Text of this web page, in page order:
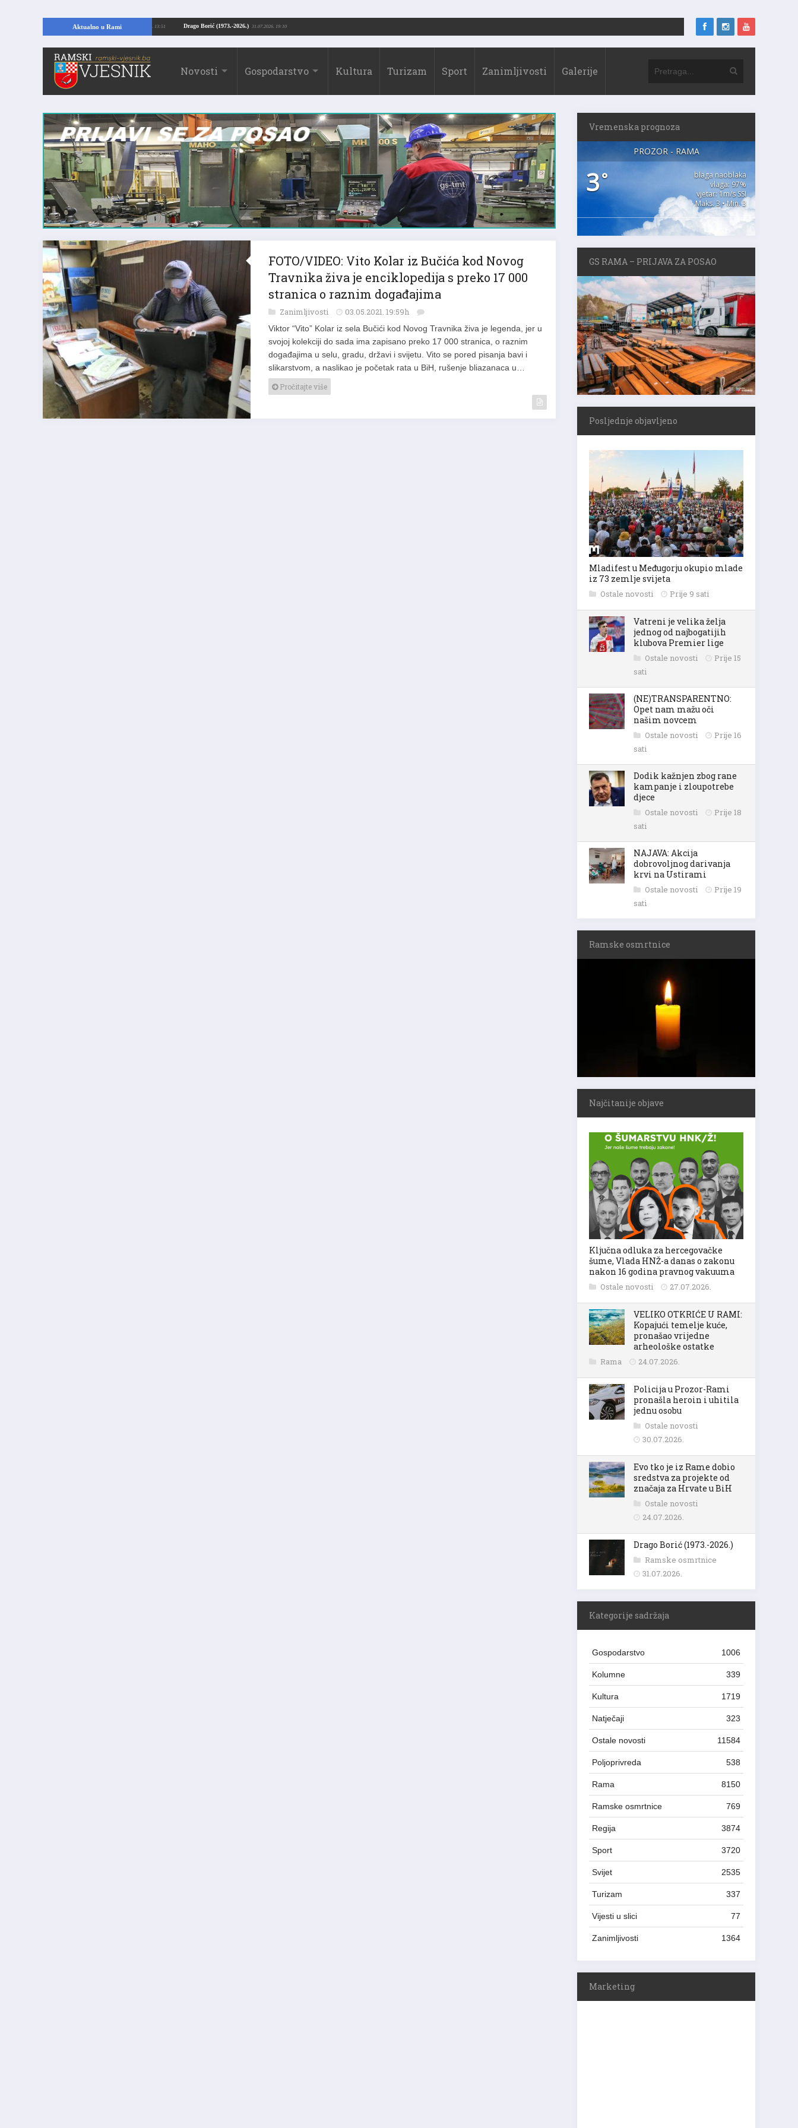
Aktualno u Rami Drago Borić (1973.-2026.) 31.07.2026. 19:10
temelje kuće, pronašao vrijedne arheološke ostatke 24.07.2026. 13:51
Novosti Gospodarstvo Kultura Turizam Sport Zanimljivosti Galerije
FOTO/VIDEO: Vito Kolar iz Bučića kod Novog
Travnika živa je enciklopedija s preko 17 000
stranica o raznim događajima
Zanimljivosti 03.05.2021. 19:59h
Viktor “Vito” Kolar iz sela Bučići kod Novog Travnika živa je legenda, jer u
svojoj kolekciji do sada ima zapisano preko 17 000 stranica, o raznim
događajima u selu, gradu, državi i svijetu. Vito se pored pisanja bavi i
slikarstvom, a naslikao je početak rata u BiH, rušenje bliazanaca u…
Pročitajte više
Vremenska prognoza
PROZOR - RAMA
3°
blaga naoblaka
vlaga: 97%
vjetar: 1m/s SSI
Maks. 3 • Min. 3
GS RAMA – PRIJAVA ZA POSAO
Posljednje objavljeno
Mladifest u Međugorju okupio mlade
iz 73 zemlje svijeta
Ostale novosti Prije 9 sati
Vatreni je velika želja
jednog od najbogatijih
klubova Premier lige
Ostale novosti
Prije 15
sati
(NE)TRANSPARENTNO:
Opet nam mažu oči
našim novcem
Ostale novosti
Prije 16
sati
Dodik kažnjen zbog rane
kampanje i zloupotrebe
djece
Ostale novosti
Prije 18
sati
NAJAVA: Akcija
dobrovoljnog darivanja
krvi na Ustirami
Ostale novosti
Prije 19
sati
Ramske osmrtnice
Najčitanije objave
Ključna odluka za hercegovačke
šume, Vlada HNŽ-a danas o zakonu
nakon 16 godina pravnog vakuuma
Ostale novosti 27.07.2026.
VELIKO OTKRIĆE U RAMI:
Kopajući temelje kuće,
pronašao vrijedne
arheološke ostatke
Rama 24.07.2026.
Policija u Prozor-Rami
pronašla heroin i uhitila
jednu osobu
Ostale novosti
30.07.2026.
Evo tko je iz Rame dobio
sredstva za projekte od
značaja za Hrvate u BiH
Ostale novosti
24.07.2026.
Drago Borić (1973.-2026.)
Ramske osmrtnice
31.07.2026.
Kategorije sadržaja
Gospodarstvo 1006
Kolumne 339
Kultura 1719
Natječaji 323
Ostale novosti 11584
Poljoprivreda 538
Rama 8150
Ramske osmrtnice 769
Regija 3874
Sport 3720
Svijet 2535
Turizam 337
Vijesti u slici 77
Zanimljivosti 1364
Marketing